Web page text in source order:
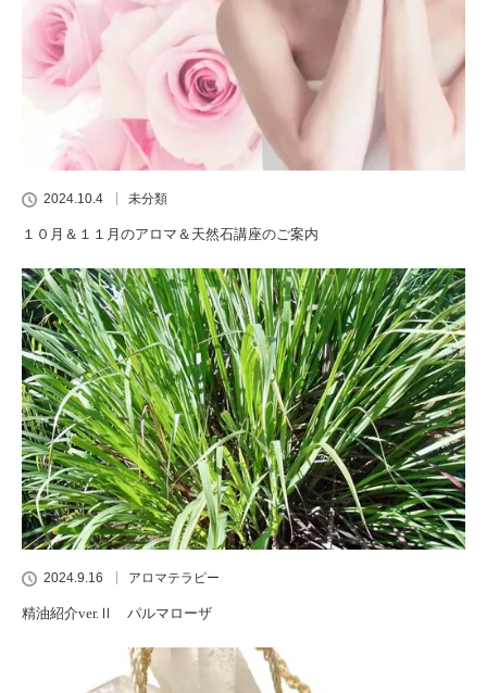
2024.10.4 未分類
１０月＆１１月のアロマ＆天然石講座のご案内
2024.9.16 アロマテラピー
精油紹介ver.Ⅱ パルマローザ